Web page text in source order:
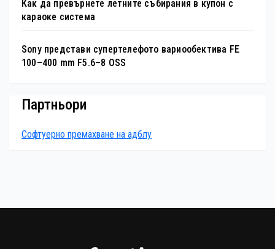
Как да превърнете летните събирания в купон с
караоке система
Sony представи супертелефото вариообектива FE
100–400 mm F5.6–8 OSS
Партньори
Софтуерно премахване на адблу